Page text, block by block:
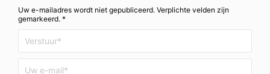
Uw e-mailadres wordt niet gepubliceerd. Verplichte velden zijn
gemarkeerd. *